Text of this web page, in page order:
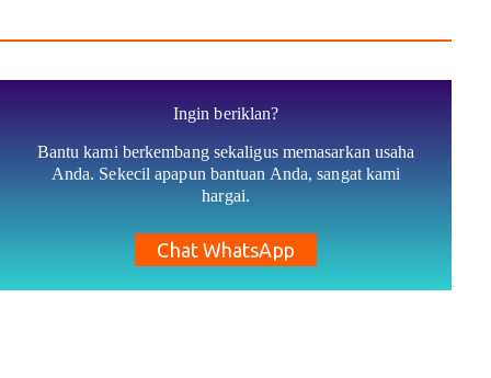
Ingin beriklan?
Bantu kami berkembang sekaligus memasarkan usaha
Anda. Sekecil apapun bantuan Anda, sangat kami
hargai.
Chat WhatsApp